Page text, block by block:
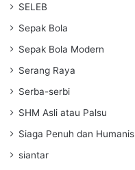
SELEB
Sepak Bola
Sepak Bola Modern
Serang Raya
Serba-serbi
SHM Asli atau Palsu
Siaga Penuh dan Humanis
siantar